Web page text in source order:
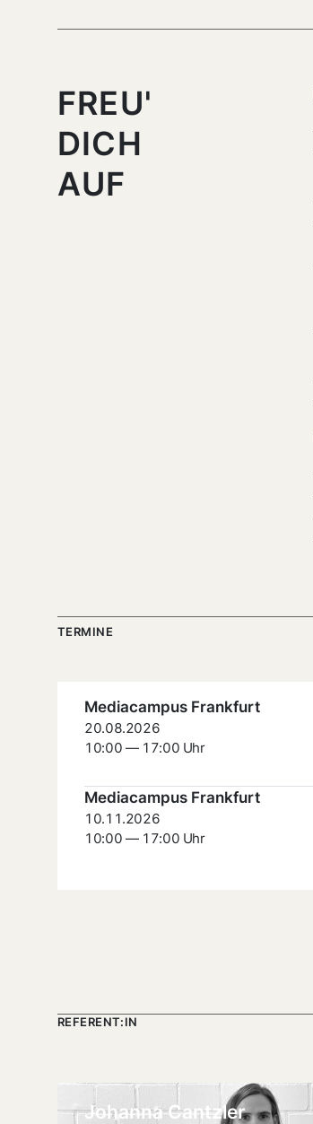
FREU'
DICH
AUF
TERMINE
20.08.2026
10:00 — 17:00 Uhr
Mediacampus Frankfurt
10.11.2026
10:00 — 17:00 Uhr
Mediacampus Frankfurt
REFERENT:IN
Johanna Cantzler